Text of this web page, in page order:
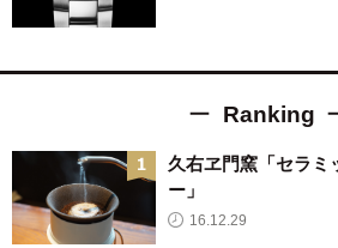
Ranking
久右ヱ門窯「セラミ
ー」
16.12.29